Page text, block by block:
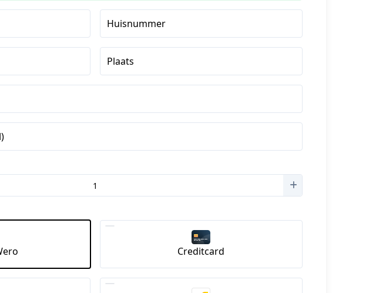
Huisnummer
Plaats
Creditcard